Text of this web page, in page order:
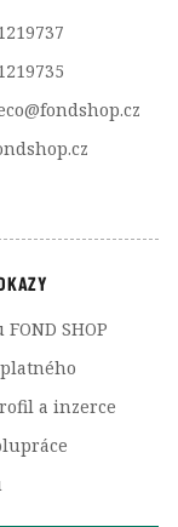
SHOP
a inzerce